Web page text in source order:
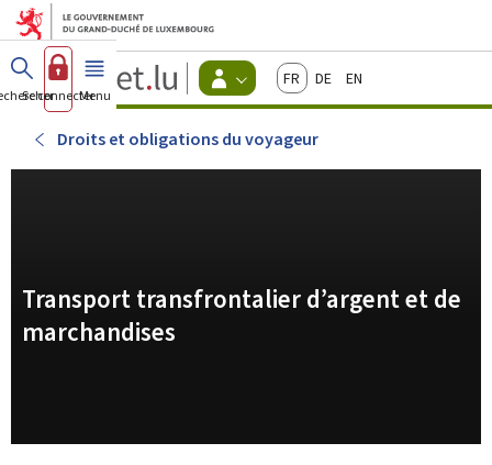
Aller au menu principal
Aller au contenu
Guichet.lu
Changer
d'espace
-
Menu
citoyens
FrançaisDeutschEnglish
Se connecterMenu principal
Droits et obligations du voyageur
Transport transfrontalier d’argent et de
marchandises